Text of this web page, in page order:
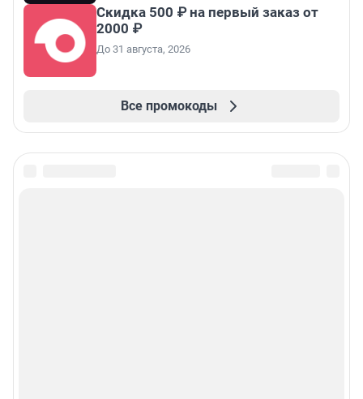
Скидка 500 ₽ на первый заказ от
2000 ₽
До 31 августа, 2026
Все промокоды